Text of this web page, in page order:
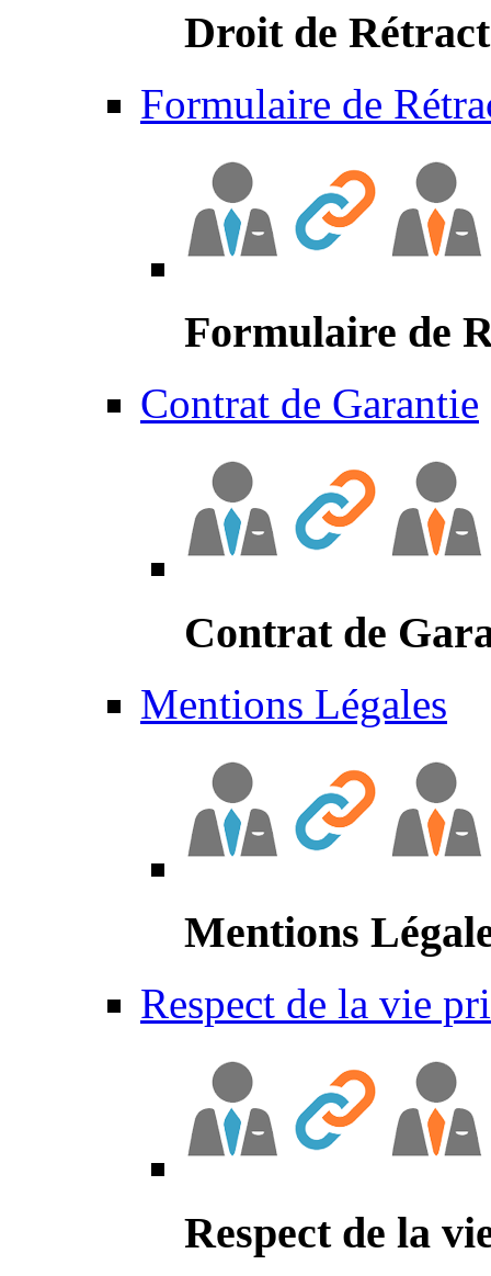
Droit de
Formulaire de
Formulaire de
Contrat de Garantie
Contrat de
Mentions Légales
Mentions
Respect de la vie
Respect de la